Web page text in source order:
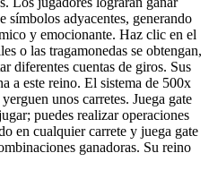
símbolos adyacentes, generando
y emocionante. Haz clic en el
o las tragamonedas se obtengan,
diferentes cuentas de giros. Sus
a este reino. El sistema de 500x
unos carretes. Juega gate
puedes realizar operaciones
en cualquier carrete y juega gate
ganadoras. Su reino